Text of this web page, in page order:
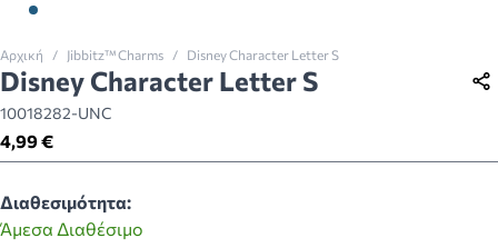
Αρχική / Jibbitz™ Charms / Disney Character Letter S
Disney Character Letter S
10018282-UNC
4,99 €
Διαθεσιμότητα:
Άμεσα Διαθέσιμο